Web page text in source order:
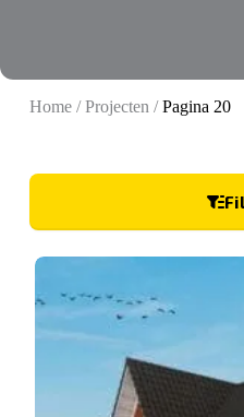
Home/Projecten /Pagina 20